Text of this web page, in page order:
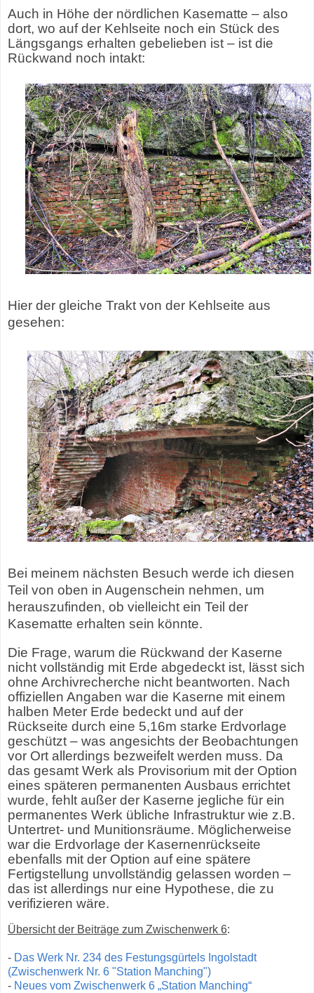
Auch in Höhe der nördlichen Kasematte – also
dort, wo auf der Kehlseite noch ein Stück des
Längsgangs erhalten gebelieben ist – ist die
Rückwand noch intakt:
Hier der gleiche Trakt von der Kehlseite aus
gesehen:
Bei meinem nächsten Besuch werde ich diesen
Teil von oben in Augenschein nehmen, um
herauszufinden, ob vielleicht ein Teil der
Kasematte erhalten sein könnte.
Die Frage, warum die Rückwand der Kaserne
nicht vollständig mit Erde abgedeckt ist, lässt sich
ohne Archivrecherche nicht beantworten. Nach
offiziellen Angaben war die Kaserne mit einem
halben Meter Erde bedeckt und auf der
Rückseite durch eine 5,16m starke Erdvorlage
geschützt – was angesichts der Beobachtungen
vor Ort allerdings bezweifelt werden muss. Da
das gesamt Werk als Provisorium mit der Option
eines späteren permanenten Ausbaus errichtet
wurde, fehlt außer der Kaserne jegliche für ein
permanentes Werk übliche Infrastruktur wie z.B.
Untertret- und Munitionsräume. Möglicherweise
war die Erdvorlage der Kasernenrückseite
ebenfalls mit der Option auf eine spätere
Fertigstellung unvollständig gelassen worden –
das ist allerdings nur eine Hypothese, die zu
verifizieren wäre.
Übersicht der Beiträge zum Zwischenwerk 6:
- Das Werk Nr. 234 des Festungsgürtels Ingolstadt
(Zwischenwerk Nr. 6 "Station Manching")
- Neues vom Zwischenwerk 6 „Station Manching“